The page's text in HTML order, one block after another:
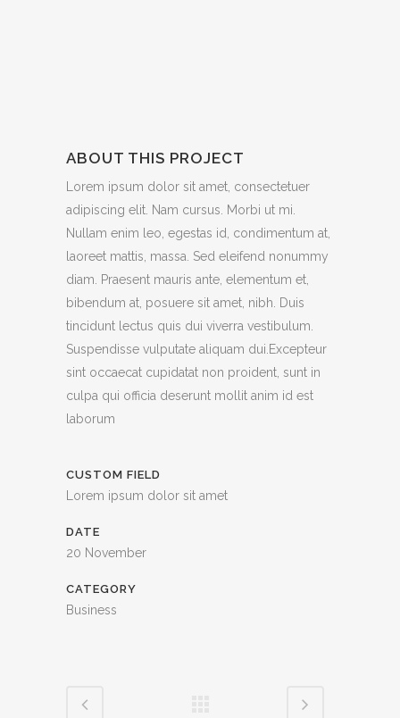
ABOUT THIS PROJECT
Lorem ipsum dolor sit amet, consectetuer
adipiscing elit. Nam cursus. Morbi ut mi.
Nullam enim leo, egestas id, condimentum at,
laoreet mattis, massa. Sed eleifend nonummy
diam. Praesent mauris ante, elementum et,
bibendum at, posuere sit amet, nibh. Duis
tincidunt lectus quis dui viverra vestibulum.
Suspendisse vulputate aliquam dui.Excepteur
sint occaecat cupidatat non proident, sunt in
culpa qui officia deserunt mollit anim id est
laborum
CUSTOM FIELD
Lorem ipsum dolor sit amet
DATE
20 November
CATEGORY
Business